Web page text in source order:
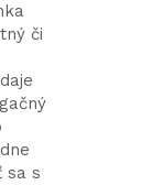
či
sa s